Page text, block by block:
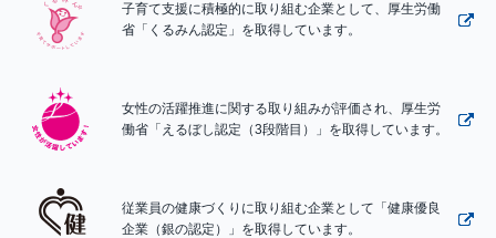
子育て支援に積極的に取り組む企業として、厚生労働
省「くるみん認定」を取得しています。
女性の活躍推進に関する取り組みが評価され、厚生労
働省「えるぼし認定（3段階目）」を取得しています。
従業員の健康づくりに取り組む企業として「健康優良
企業（銀の認定）」を取得しています。